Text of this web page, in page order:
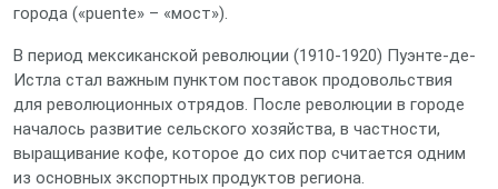
города («puente» – «мост»).
В период мексиканской революции (1910‑1920) Пуэнте-де-
Истла стал важным пунктом поставок продовольствия
для революционных отрядов. После революции в городе
началось развитие сельского хозяйства, в частности,
выращивание кофе, которое до сих пор считается одним
из основных экспортных продуктов региона.